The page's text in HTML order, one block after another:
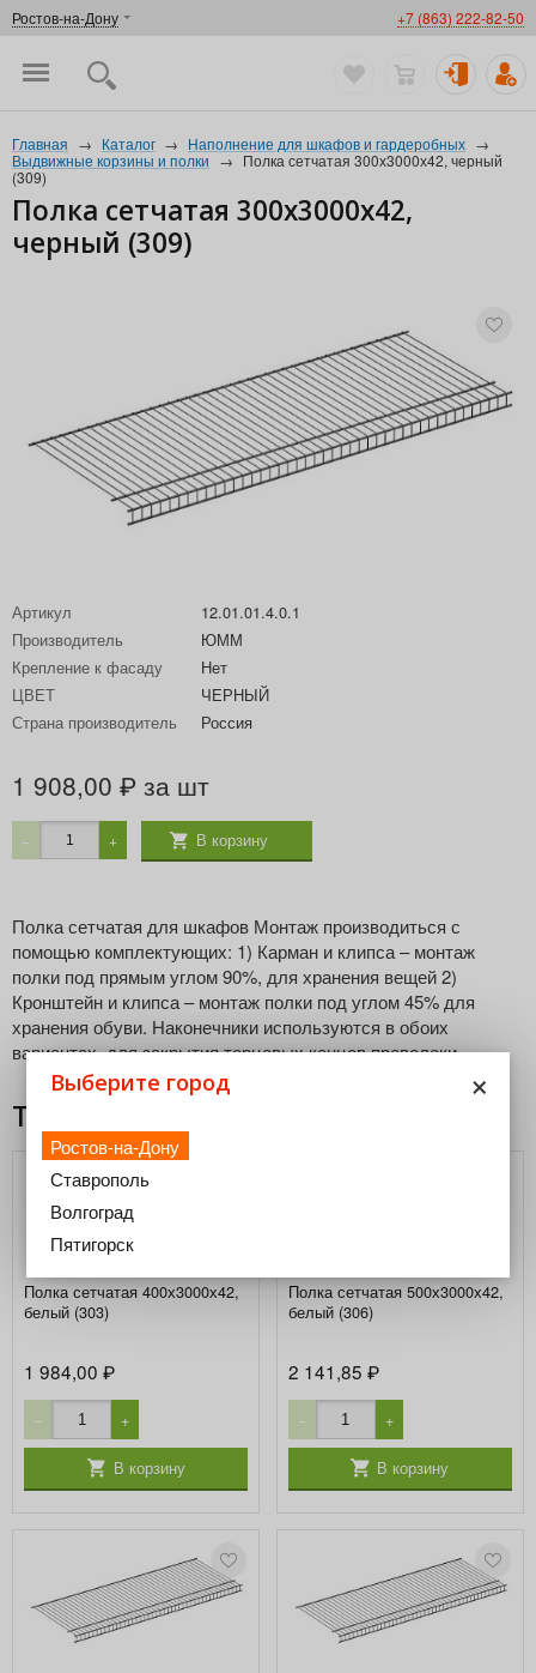
Ростов-на-Дону +7 (863) 222-82-50
Главная → Каталог → Наполнение для шкафов и гардеробных →
Выдвижные корзины и полки → Полка сетчатая 300х3000х42, черный
(309)
Полка сетчатая 300х3000х42,
черный (309)
Артикул
12.01.01.4.0.1
Производитель
ЮММ
Крепление к фасаду
Нет
ЦВЕТ
ЧЕРНЫЙ
Страна производитель
Россия
1 908,00 ₽ за шт
− + В корзину
Полка сетчатая для шкафов Монтаж производиться с
помощью комплектующих: 1) Карман и клипса – монтаж
полки под прямым углом 90%, для хранения вещей 2)
Кронштейн и клипса – монтаж полки под углом 45% для
хранения обуви. Наконечники используются в обоих
вариантах, для закрытия торцевых концов проволоки.
Товары из этой категории
Полка сетчатая 400х3000х42,
белый (303)
1 984,00₽
− +
В корзину
Полка сетчатая 500х3000х42,
белый (306)
2 141,85 ₽
− +
В корзину
×
Выберите город
Ростов-на-Дону
Ставрополь
Волгоград
Пятигорск